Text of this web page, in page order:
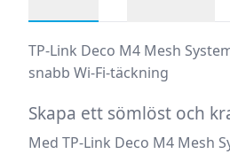
TP-Link Deco M4 Mesh
snabb Wi-Fi-täckning
Skapa ett sömlöst och
Med TP-Link Deco M4 Mesh